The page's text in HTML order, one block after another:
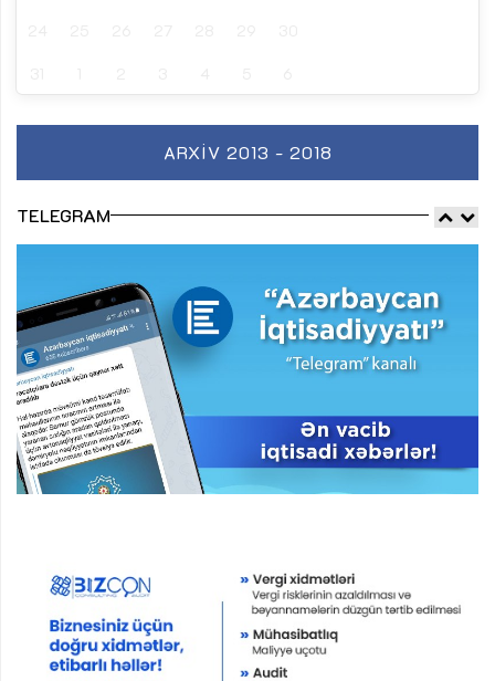
ARXIV 2013 - 2018
TELEGRAM